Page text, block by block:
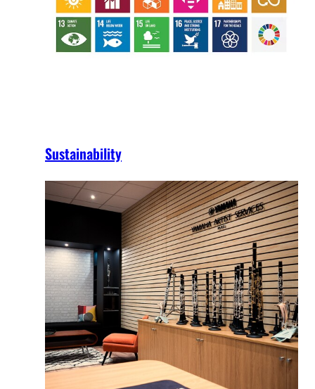
Sustainability